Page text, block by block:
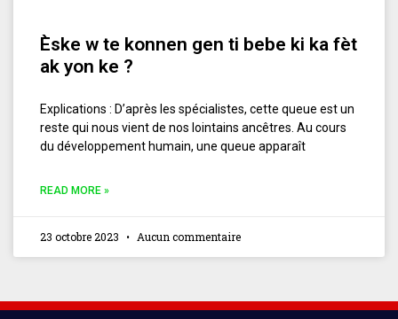
Èske w te konnen gen ti bebe ki ka fèt
ak yon ke ?
Explications : D’après les spécialistes, cette queue est un
reste qui nous vient de nos lointains ancêtres. Au cours
du développement humain, une queue apparaît
READ MORE »
23 octobre 2023 Aucun commentaire